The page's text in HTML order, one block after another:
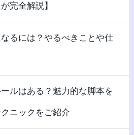
完全解説】
るには？やるべきことや仕
ルはある？魅力的な脚本を
ニックをご紹介